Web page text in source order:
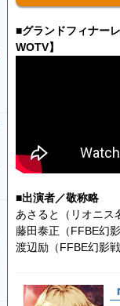
■グランドフィナー
WOTV】
■出演者／敬称略
あさると（リオニス
藤田泰正（FFBE幻
渡辺励（FFBE幻影